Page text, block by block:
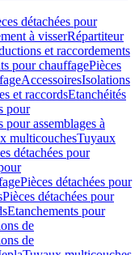
détachées pour
à visserRépartiteur
et raccordements
pour chauffagePièces
AccessoiresIsolations
et raccordsEtanchéités
pour
pour assemblages à
multicouchesTuyaux
détachées pour
Pièces détachées pour
Pièces détachées pour
Etanchements pour
de
de